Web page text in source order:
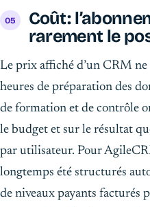
Coût :
rarement le
Le prix affiché d’un CRM ne
heures de préparation des
de formation et de contrôle
le budget et sur le résultat
par utilisateur. Pour
longtemps été structurés
de niveaux payants facturés